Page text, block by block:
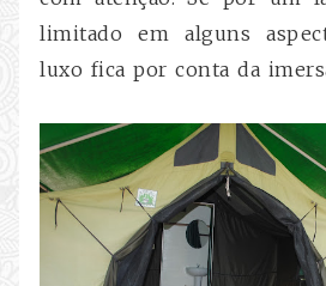
limitado em alguns
luxo fica por conta da